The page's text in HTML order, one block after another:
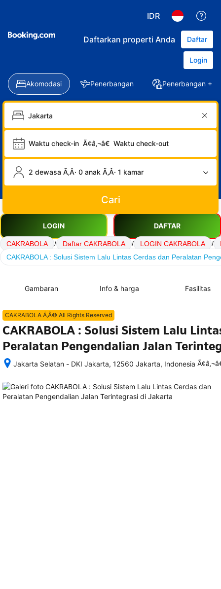
IDR
Daftarkan properti Anda Daftar
Login
Akomodasi Penerbangan Penerbangan +
Waktu check-in Ã¢â‚¬â€ Waktu check-out
2 dewasa Ã‚Â· 0 anak Ã‚Â· 1 kamar
Cari
LOGIN DAFTAR
CAKRABOLA / Daftar CAKRABOLA / LOGIN CAKRABOLA /
CAKRABOLA : Solusi Sistem Lalu Lintas Cerdas dan Peralatan
Gambaran Info & harga Fasilitas
CAKRABOLA Ã‚Â© All Rights Reserved
CAKRABOLA : Solusi Sistem Lalu
Peralatan Pengendalian Jalan
Jakarta Selatan - DKI Jakarta, 12560 Jakarta, Indonesia
memesan,
semua